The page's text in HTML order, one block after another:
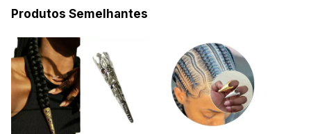
Produtos Semelhantes